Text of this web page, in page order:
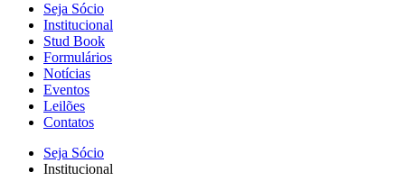
Seja Sócio
Institucional
Stud Book
Formulários
Notícias
Eventos
Leilões
Contatos
Seja Sócio
Institucional